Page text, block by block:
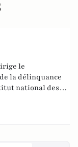
le
la délinquance
national des
(INHESJ).